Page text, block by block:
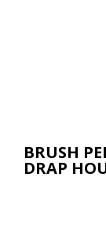
BRUSH
DRAP